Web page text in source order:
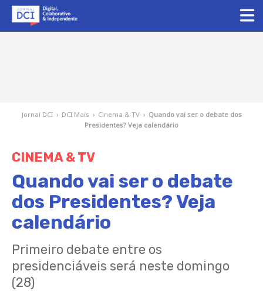
Jornal DCI › DCI Mais › Cinema & TV › Quando vai ser o debate dos
Presidentes? Veja calendário
CINEMA & TV
Quando vai ser o debate
dos Presidentes? Veja
calendário
Primeiro debate entre os
presidenciáveis será neste domingo
(28)